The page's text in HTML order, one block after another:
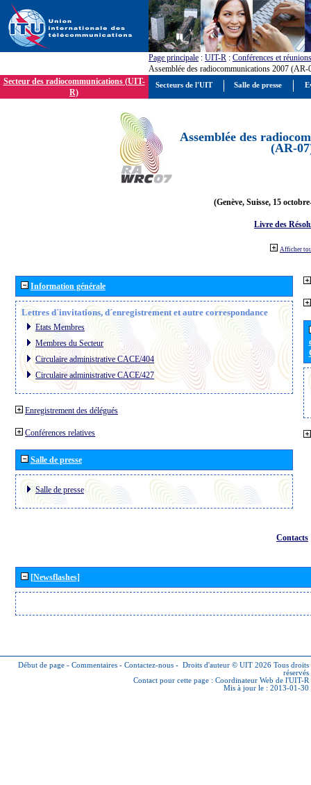
Page principale : UIT-R : Conférences et réunions
Assemblée des radiocommunications 2007 (AR-
Secteur des radiocommunications (UIT-
R)
Assemblée des
(AR-
(Genève, Suisse, 15
Livre des
Afficher
Information générale
Lettres d´invitations, d´enregistrement et autre correspondance
Etats Membres
Membres du Secteur
Circulaire administrative CACE/404
Circulaire administrative CACE/427
Enregistrement des délégués
Conférences relatives
Salle de presse
Salle de presse
Contacts
[Newsflashes]
Début de page - Commentaires - Contactez-nous - Droits d'auteur © UIT 2026 Tous droits
réservés
Contact pour cette page : Coordinateur Web de l'UIT-R
Mis à jour le : 2013-01-30
Secteurs de l'UIT Salle de presse